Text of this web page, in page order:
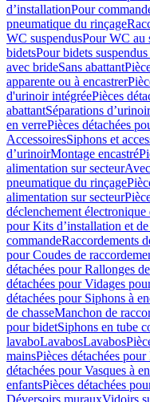
d’installationPour
pneumatique du rinçage
WC suspendusPour WC au
bidetsPour bidets
avec brideSans abattant
apparente ou à encastrer
d'urinoir intégréePièces
abattantSéparations
en verrePièces détachées
AccessoiresSiphons et
dʼurinoirMontage encastré
alimentation sur secteur
pneumatique du rinçage
alimentation sur secteur
déclenchement
pour Kits d’installation et
commandeRaccordements
pour Coudes de
détachées pour Rallonges
détachées pour Vidages
détachées pour Siphons à
de chasseManchon de
pour bidetSiphons en tube
lavaboLavabosLavabos
mainsPièces détachées
détachées pour Vasques à
enfantsPièces détachées
Déversoirs murauxVidoirs